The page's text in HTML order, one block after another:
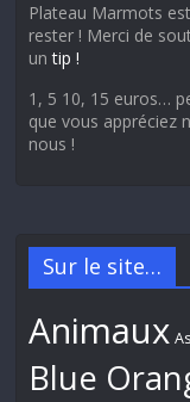
Plateau Marmots
rester ! Merci de
untip !
1, 5 10, 15 euros…
que vous appréciez
nous !
Sur le site…
Animaux
Blue